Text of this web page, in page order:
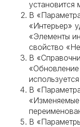
установится
В
«Интерьер»
«Элементы
свойство
В
В
В